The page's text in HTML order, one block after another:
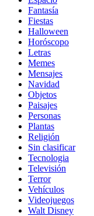
Fantasía
Fiestas
Halloween
Horóscopo
Letras
Memes
Mensajes
Navidad
Objetos
Paisajes
Personas
Plantas
Religión
Sin clasificar
Tecnologia
Televisión
Terror
Vehículos
Videojuegos
Walt Disney